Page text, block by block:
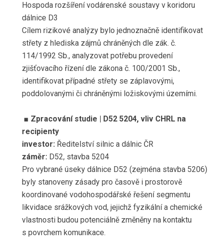
Hospoda rozšíření vodárenské soustavy v koridoru
dálnice D3
Cílem rizikové analýzy bylo jednoznačně identifikovat
střety z hlediska zájmů chráněných dle zák. č.
114/1992 Sb., analyzovat potřebu provedení
zjišťovacího řízení dle zákona č. 100/2001 Sb.,
identifikovat případné střety se záplavovými,
poddolovanými či chráněnými ložiskovými územími.
■ Zpracování studie | D52 5204, vliv CHRL na
recipienty
investor: Ředitelství silnic a dálnic ČR
záměr: D52, stavba 5204
Pro vybrané úseky dálnice D52 (zejména stavba 5206)
byly stanoveny zásady pro časově i prostorově
koordinované vodohospodářské řešení segmentu
likvidace srážkových vod, jejichž fyzikální a chemické
vlastnosti budou potenciálně změněny na kontaktu
s povrchem komunikace.